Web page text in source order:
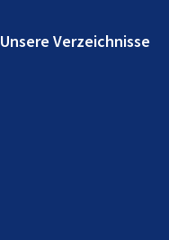
Unsere Verzeichnisse